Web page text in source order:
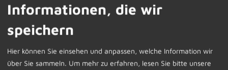
Die Meinung der Bürgerinnen und Bürger ist uns auch
in dieser Angelegenheit ebenso sehr wichtig. Sie
wohnen und leben direkt in diesem „30 km/h-Bereich“.
Deshalb möchten wir gerne auch erfahren, wie Sie
darüber denken, welche Erfahrungen Sie derzeit
Informationen, die wir
speichern
Hier können Sie einsehen und anpassen, welche Information wir
über Sie sammeln. Um mehr zu erfahren, lesen Sie bitte unsere